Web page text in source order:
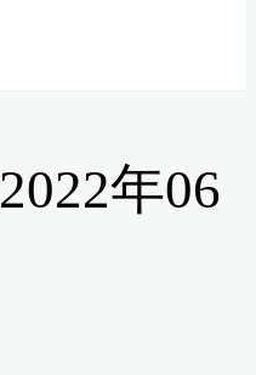
2022年06